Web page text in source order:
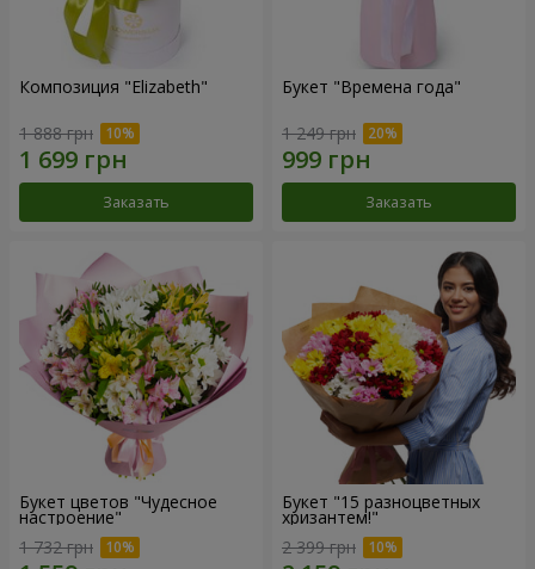
Композиция "Elizabeth"
1 888 грн
Заказать
Букет "Времена года"
1 249 грн
Заказать
Букет цветов "Чудесное
настроение"
1 732 грн
Букет "15 разноцветных
хризантем!"
2 399 грн